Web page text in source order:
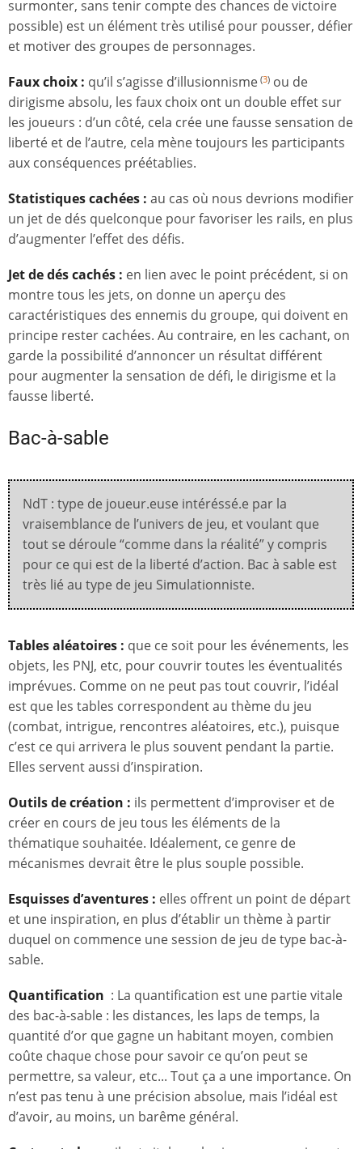
surmonter, sans tenir compte des chances de victoire
possible) est un élément très utilisé pour pousser, défier
et motiver des groupes de personnages.
Faux choix : qu’il s’agisse d’illusionnisme (3) ou de
dirigisme absolu, les faux choix ont un double effet sur
les joueurs : d’un côté, cela crée une fausse sensation de
liberté et de l’autre, cela mène toujours les participants
aux conséquences préétablies.
Statistiques cachées : au cas où nous devrions modifier
un jet de dés quelconque pour favoriser les rails, en plus
d’augmenter l’effet des défis.
Jet de dés cachés : en lien avec le point précédent, si on
montre tous les jets, on donne un aperçu des
caractéristiques des ennemis du groupe, qui doivent en
principe rester cachées. Au contraire, en les cachant, on
garde la possibilité d’annoncer un résultat différent
pour augmenter la sensation de défi, le dirigisme et la
fausse liberté.
Bac-à-sable
NdT : type de joueur.euse intéréssé.e par la
vraisemblance de l’univers de jeu, et voulant que
tout se déroule “comme dans la réalité” y compris
pour ce qui est de la liberté d’action. Bac à sable est
très lié au type de jeu Simulationniste.
Tables aléatoires : que ce soit pour les événements, les
objets, les PNJ, etc, pour couvrir toutes les éventualités
imprévues. Comme on ne peut pas tout couvrir, l’idéal
est que les tables correspondent au thème du jeu
(combat, intrigue, rencontres aléatoires, etc.), puisque
c’est ce qui arrivera le plus souvent pendant la partie.
Elles servent aussi d’inspiration.
Outils de création : ils permettent d’improviser et de
créer en cours de jeu tous les éléments de la
thématique souhaitée. Idéalement, ce genre de
mécanismes devrait être le plus souple possible.
Esquisses d’aventures : elles offrent un point de départ
et une inspiration, en plus d’établir un thème à partir
duquel on commence une session de jeu de type bac-à-
sable.
Quantification : La quantification est une partie vitale
des bac-à-sable : les distances, les laps de temps, la
quantité d’or que gagne un habitant moyen, combien
coûte chaque chose pour savoir ce qu’on peut se
permettre, sa valeur, etc... Tout ça a une importance. On
n’est pas tenu à une précision absolue, mais l’idéal est
d’avoir, au moins, un barême général.